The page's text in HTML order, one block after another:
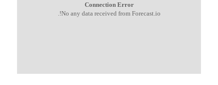
Connection Error
No any data received from Forecast.io!.